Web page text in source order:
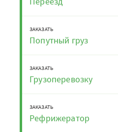
ЗАКАЗАТЬ
Попутный груз
ЗАКАЗАТЬ
Грузоперевозку
ЗАКАЗАТЬ
Рефрижератор